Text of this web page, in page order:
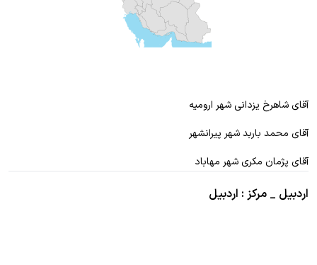
آقای شاهرخ یزدانی شهر ارومیه
آقای محمد باربد شهر پیرانشهر
آقای پژمان مکری شهر مهاباد
اردبیل _ مرکز : اردبیل